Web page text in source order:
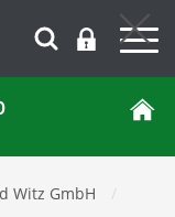
Witz GmbH